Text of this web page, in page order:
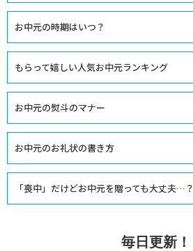
お中元の時期はいつ？
もらって嬉しい人気お中元ランキング
お中元の熨斗のマナー
お中元のお礼状の書き方
「喪中」だけどお中元を贈っても大丈夫…？
毎日更新！